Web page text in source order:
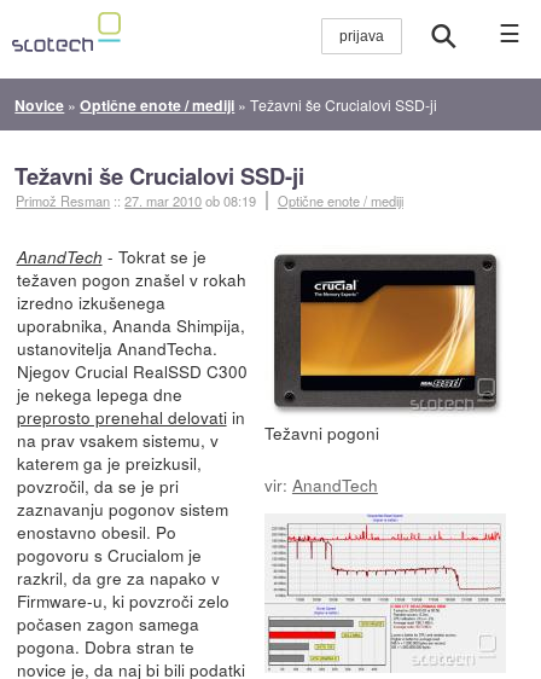
☰
Novice »Optične enote / mediji »Težavni še Crucialovi SSD-ji
Težavni še Crucialovi SSD-ji
Primož Resman ::27. mar 2010ob 08:19 Optične enote / mediji
Težavni pogoni
vir: AnandTech
AnandTech - Tokrat se je
težaven pogon znašel v rokah
izredno izkušenega
uporabnika, Ananda Shimpija,
ustanovitelja AnandTecha.
Njegov Crucial RealSSD C300
je nekega lepega dne
preprosto prenehal delovatiin
na prav vsakem sistemu, v
katerem ga je preizkusil,
povzročil, da se je pri
zaznavanju pogonov sistem
enostavno obesil. Po
pogovoru s Crucialom je
razkril, da gre za napako v
Firmware-u, ki povzroči zelo
počasen zagon samega
pogona. Dobra stran te
novice je, da naj bi bili podatki